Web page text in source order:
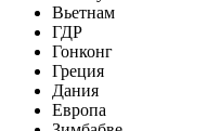
Вьетнам
ГДР
Гонконг
Греция
Дания
Европа